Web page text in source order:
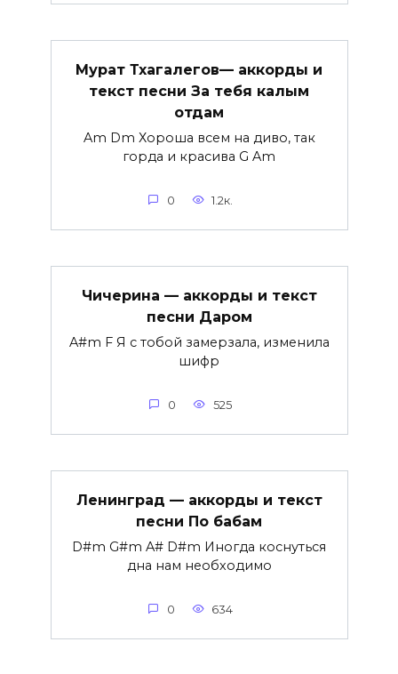
Мурат Тхагалегов— аккорды и
текст песни За тебя калым
отдам
Am Dm Хороша всем на диво, так
горда и красива G Am
0 1.2к.
Чичерина — аккорды и текст
песни Даром
A#m F Я с тобой замерзала, изменила
шифр
0 525
Ленинград — аккорды и текст
песни По бабам
D#m G#m A# D#m Иногда коснуться
дна нам необходимо
0 634